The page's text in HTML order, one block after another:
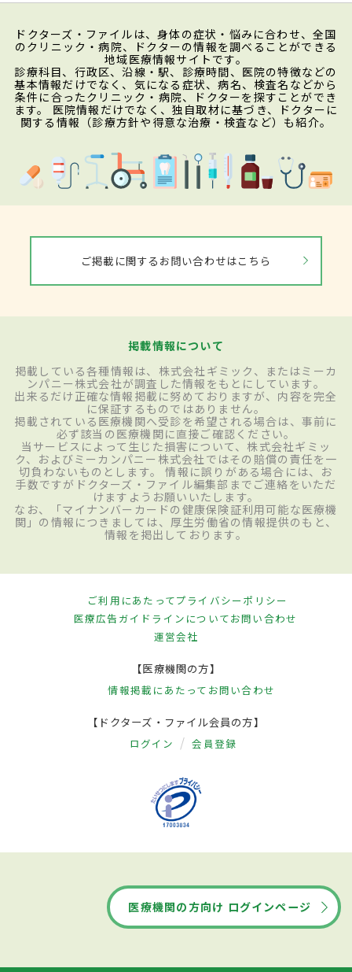
ドクターズ・ファイルは、身体の症状・悩みに合わせ、全国
のクリニック・病院、ドクターの情報を調べることができる
地域医療情報サイトです。
診療科目、行政区、沿線・駅、診療時間、医院の特徴などの
基本情報だけでなく、気になる症状、病名、検査名などから
条件に合ったクリニック・病院、ドクターを探すことができ
ます。 医院情報だけでなく、独自取材に基づき、ドクターに
関する情報（診療方針や得意な治療・検査など）も紹介。
ご掲載に関するお問い合わせはこちら
掲載情報について
掲載している各種情報は、株式会社ギミック、またはミーカ
ンパニー株式会社が調査した情報をもとにしています。
出来るだけ正確な情報掲載に努めておりますが、内容を完全
に保証するものではありません。
掲載されている医療機関へ受診を希望される場合は、事前に
必ず該当の医療機関に直接ご確認ください。
当サービスによって生じた損害について、株式会社ギミッ
ク、およびミーカンパニー株式会社ではその賠償の責任を一
切負わないものとします。 情報に誤りがある場合には、お
手数ですがドクターズ・ファイル編集部までご連絡をいただ
けますようお願いいたします。
なお、「マイナンバーカードの健康保険証利用可能な医療機
関」の情報につきましては、厚生労働省の情報提供のもと、
情報を掲出しております。
ご利用にあたってプライバシーポリシー
医療広告ガイドラインについてお問い合わせ
運営会社
【医療機関の方】
情報掲載にあたって お問い合わせ
【ドクターズ・ファイル会員の方】
ログイン 会員登録
医療機関の方向け ログインページ